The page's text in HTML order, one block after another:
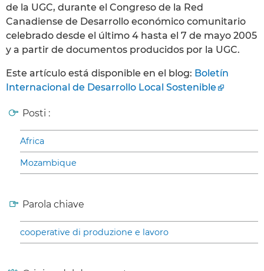
de la UGC, durante el Congreso de la Red
Canadiense de Desarrollo económico comunitario
celebrado desde el último 4 hasta el 7 de mayo 2005
y a partir de documentos producidos por la UGC.
Este artículo está disponible en el blog: Boletín
Internacional de Desarrollo Local Sostenible
Posti :
Africa
Mozambique
Parola chiave
cooperative di produzione e lavoro